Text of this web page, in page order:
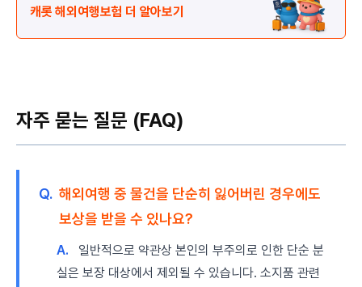
캐롯 해외여행보험 더 알아보기
자주 묻는 질문 (FAQ)
Q. 해외여행 중 물건을 단순히 잃어버린 경우에도
보상을 받을 수 있나요?
A.
일반적으로 약관상 본인의 부주의로 인한 단순 분
실은 보장 대상에서 제외될 수 있습니다. 소지품 관련